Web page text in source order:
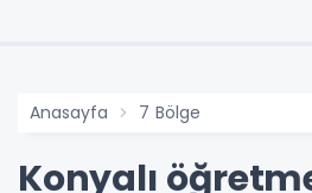
Anasayfa 7 Bölge
Konyalı